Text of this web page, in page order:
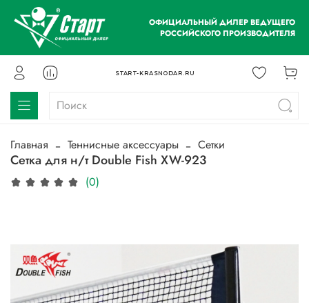
ОФИЦИАЛЬНЫЙ ДИЛЕР ВЕДУЩЕГО
РОССИЙСКОГО ПРОИЗВОДИТЕЛЯ
START-KRASNODAR.RU
Главная Теннисные аксессуары Сетки
Сетка для н/т Double Fish XW-923
(0)